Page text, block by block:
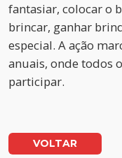
fantasiar, colocar o
brincar, ganhar
especial. A ação
anuais, onde todos
participar.
VOLTAR